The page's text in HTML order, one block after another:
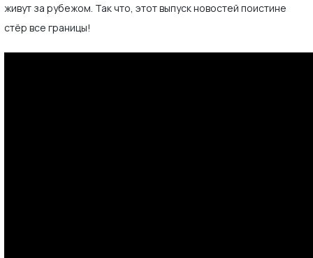
живут за рубежом. Так что, этот выпуск новостей поистине
стёр все границы!